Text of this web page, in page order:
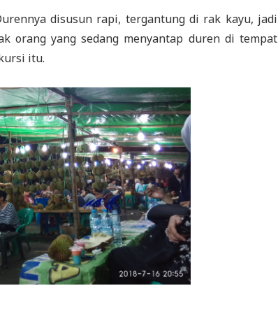
disusun rapi, tergantung di rak kayu, jadi
orang yang sedang menyantap duren di tempat
itu.